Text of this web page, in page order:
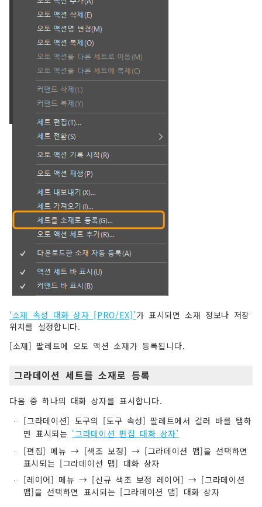
‘소재 속성 대화 상자 [PRO/EX]’가 표시되면 소재 정보나 저장
위치를 설정합니다.
[소재] 팔레트에 오토 액션 소재가 등록됩니다.
그라데이션 세트를 소재로 등록
다음 중 하나의 대화 상자를 표시합니다.
·
[그라데이션] 도구의 [도구 속성] 팔레트에서 컬러 바를 탭하
면 표시되는 ‘그라데이션 편집 대화 상자’
·
[편집] 메뉴 → [색조 보정] → [그라데이션 맵]을 선택하면
표시되는 [그라데이션 맵] 대화 상자
·
[레이어] 메뉴 → [신규 색조 보정 레이어] → [그라데이션
맵]을 선택하면 표시되는 [그라데이션 맵] 대화 상자